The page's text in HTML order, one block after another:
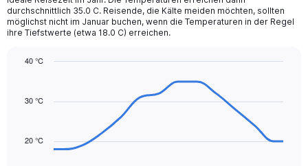
has
1
Y
displaying
durchschnittlich 35.0 C. Reisende, die Kälte meiden möchten, sollten
möglichst nicht im Januar buchen, wenn die Temperaturen in der Regel
ihre Tiefstwerte (etwa 18.0 C) erreichen.
with
20 °C
30 °C
40 °C